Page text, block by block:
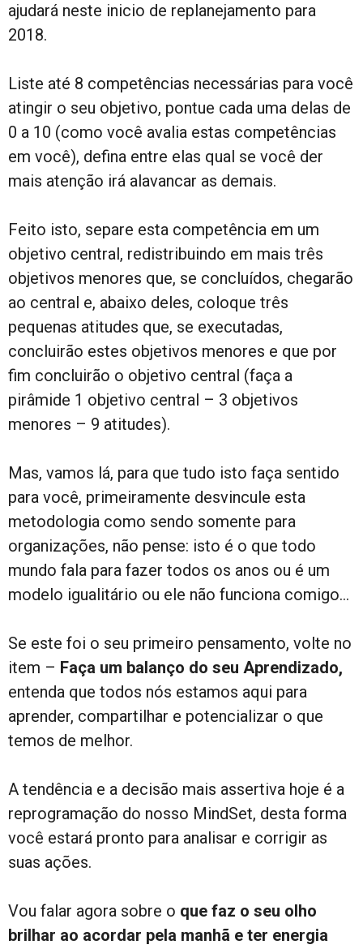
ajudará neste inicio de replanejamento para
2018.
Liste até 8 competências necessárias para você
atingir o seu objetivo, pontue cada uma delas de
0 a 10 (como você avalia estas competências
em você), defina entre elas qual se você der
mais atenção irá alavancar as demais.
Feito isto, separe esta competência em um
objetivo central, redistribuindo em mais três
objetivos menores que, se concluídos, chegarão
ao central e, abaixo deles, coloque três
pequenas atitudes que, se executadas,
concluirão estes objetivos menores e que por
fim concluirão o objetivo central (faça a
pirâmide 1 objetivo central – 3 objetivos
menores – 9 atitudes).
Mas, vamos lá, para que tudo isto faça sentido
para você, primeiramente desvincule esta
metodologia como sendo somente para
organizações, não pense: isto é o que todo
mundo fala para fazer todos os anos ou é um
modelo igualitário ou ele não funciona comigo…
Se este foi o seu primeiro pensamento, volte no
item – Faça um balanço do seu Aprendizado,
entenda que todos nós estamos aqui para
aprender, compartilhar e potencializar o que
temos de melhor.
A tendência e a decisão mais assertiva hoje é a
reprogramação do nosso MindSet, desta forma
você estará pronto para analisar e corrigir as
suas ações.
Vou falar agora sobre o que faz o seu olho
brilhar ao acordar pela manhã e ter energia